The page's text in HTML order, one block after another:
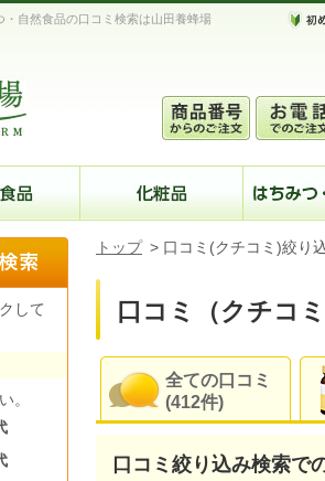
・自然食品の口コミ検索は山田養蜂場
トップ > 口コミ(クチコミ)絞り
口コミ（クチコ
全ての口コミ
(412件)
口コミ絞り込み検索で
して
。